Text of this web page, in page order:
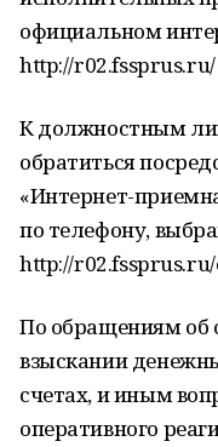
официальном
http://r02.fssprus.ru/
К должностным
обратиться
«Интернет-
по телефону,
http://r02.fssprus.ru/
По обращениям об
взыскании
счетах, и иным
оперативного